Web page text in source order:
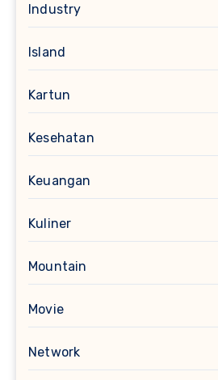
Industry
Island
Kartun
Kesehatan
Keuangan
Kuliner
Mountain
Movie
Network